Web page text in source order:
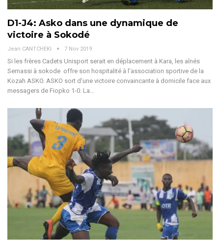
D1-J4: Asko dans une dynamique de
victoire à Sokodé
Jean CANTCHEKI 7 Nov 2019
Si les frères Cadets Unisport serait en déplacement à Kara, les aînés
Semassi à sokode offre son hospitalité à l'association sportive de la
Kozah ASKO. ASKO sort d'une victoire convaincante à domicile face aux
messagers de Fiopko 1-0. La…